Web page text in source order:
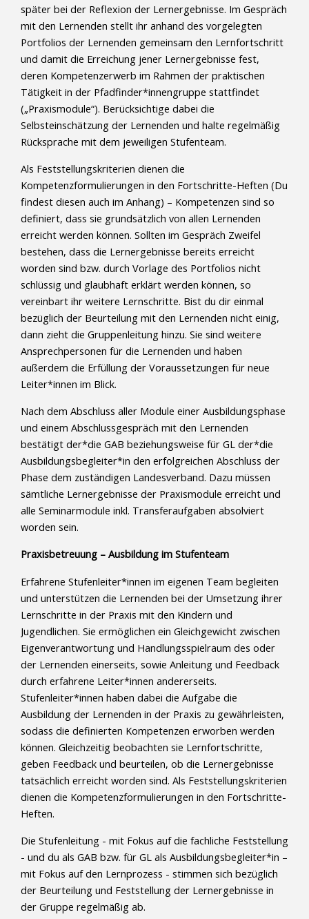
später bei der Reflexion der Lernergebnisse. Im Gespräch
mit den Lernenden stellt ihr anhand des vorgelegten
Portfolios der Lernenden gemeinsam den Lernfortschritt
und damit die Erreichung jener Lernergebnisse fest,
deren Kompetenzerwerb im Rahmen der praktischen
Tätigkeit in der Pfadfinder*innengruppe stattfindet
(„Praxismodule“). Berücksichtige dabei die
Selbsteinschätzung der Lernenden und halte regelmäßig
Rücksprache mit dem jeweiligen Stufenteam.
Als Feststellungskriterien dienen die
Kompetenzformulierungen in den Fortschritte-Heften (Du
findest diesen auch im Anhang) – Kompetenzen sind so
definiert, dass sie grundsätzlich von allen Lernenden
erreicht werden können. Sollten im Gespräch Zweifel
bestehen, dass die Lernergebnisse bereits erreicht
worden sind bzw. durch Vorlage des Portfolios nicht
schlüssig und glaubhaft erklärt werden können, so
vereinbart ihr weitere Lernschritte. Bist du dir einmal
bezüglich der Beurteilung mit den Lernenden nicht einig,
dann zieht die Gruppenleitung hinzu. Sie sind weitere
Ansprechpersonen für die Lernenden und haben
außerdem die Erfüllung der Voraussetzungen für neue
Leiter*innen im Blick.
Nach dem Abschluss aller Module einer Ausbildungsphase
und einem Abschlussgespräch mit den Lernenden
bestätigt der*die GAB beziehungsweise für GL der*die
Ausbildungsbegleiter*in den erfolgreichen Abschluss der
Phase dem zuständigen Landesverband. Dazu müssen
sämtliche Lernergebnisse der Praxismodule erreicht und
alle Seminarmodule inkl. Transferaufgaben absolviert
worden sein.
Praxisbetreuung – Ausbildung im Stufenteam
Erfahrene Stufenleiter*innen im eigenen Team begleiten
und unterstützen die Lernenden bei der Umsetzung ihrer
Lernschritte in der Praxis mit den Kindern und
Jugendlichen. Sie ermöglichen ein Gleichgewicht zwischen
Eigenverantwortung und Handlungsspielraum des oder
der Lernenden einerseits, sowie Anleitung und Feedback
durch erfahrene Leiter*innen andererseits.
Stufenleiter*innen haben dabei die Aufgabe die
Ausbildung der Lernenden in der Praxis zu gewährleisten,
sodass die definierten Kompetenzen erworben werden
können. Gleichzeitig beobachten sie Lernfortschritte,
geben Feedback und beurteilen, ob die Lernergebnisse
tatsächlich erreicht worden sind. Als Feststellungskriterien
dienen die Kompetenzformulierungen in den Fortschritte-
Heften.
Die Stufenleitung - mit Fokus auf die fachliche Feststellung
- und du als GAB bzw. für GL als Ausbildungsbegleiter*in –
mit Fokus auf den Lernprozess - stimmen sich bezüglich
der Beurteilung und Feststellung der Lernergebnisse in
der Gruppe regelmäßig ab.